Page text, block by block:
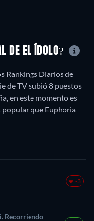
DE EL ÍDOLO?
Rankings Diarios de
de TV subió 8 puestos
en este momento es
popular que Euphoria
-3
Recorriendo